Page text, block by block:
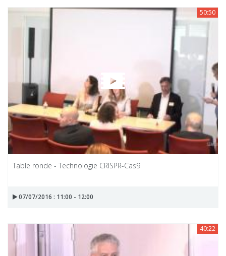
50:50
Table ronde - Technologie CRISPR-Cas9
07/07/2016 : 11:00 - 12:00
40:22